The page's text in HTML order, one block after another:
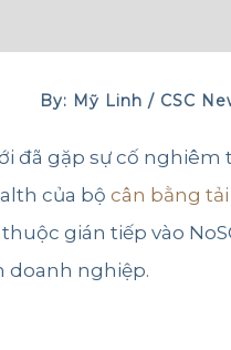
By: Mỹ Linh / CSC
đã gặp sự cố
của bộ cân bằng tải
gián tiếp vào
doanh nghiệp.